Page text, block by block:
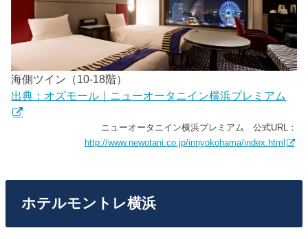
海側ツイン（10-18階）
出典：オズモール｜ニューオータニイン横浜プレミアム
ニューオータニイン横浜プレミアム 公式URL：
http://www.newotani.co.jp/innyokohama/index.html
ホテルモントレ横浜